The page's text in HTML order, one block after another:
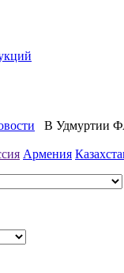
В Удмуртии
Армения